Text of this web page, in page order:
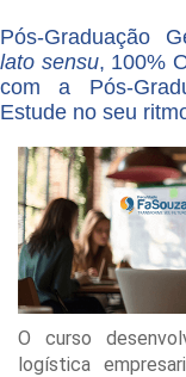
Pós-Graduação
lato sensu, 100%
com a Pós-
Estude no seu
O curso
logística